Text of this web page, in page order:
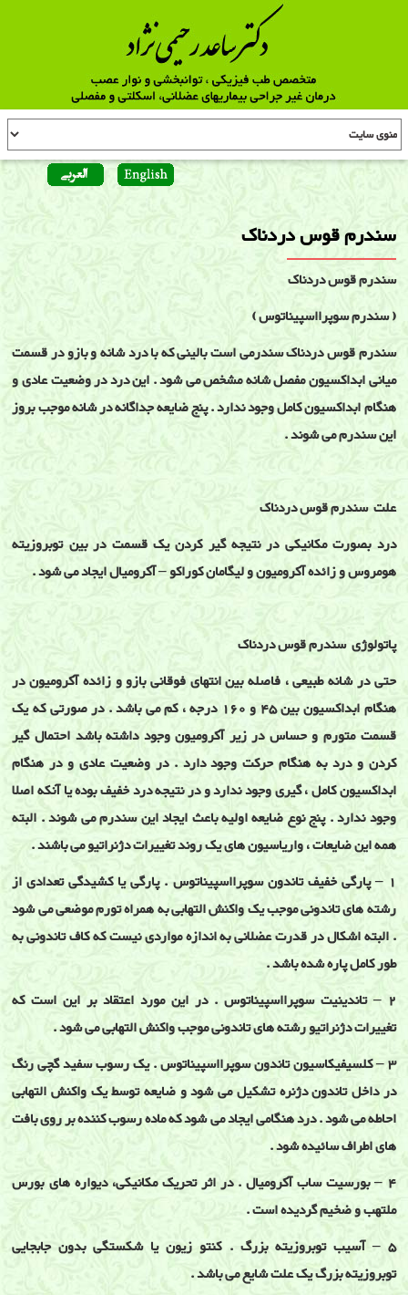
سندرم قوس دردناک
سندرم قوس دردناک
( سندرم سوپرااسپیناتوس )
سندرم قوس دردناک سندرمی است بالینی که با درد شانه و بازو در قسمت
میانی ابداکسیون مفصل شانه مشخص می شود . این درد در وضعیت عادی و
هنگام ابداکسیون کامل وجود ندارد . پنج ضایعه جداگانه در شانه موجب بروز
این سندرم می شوند .
علت سندرم قوس دردناک
درد بصورت مکانیکی در نتیجه گیر کردن یک قسمت در بین توبروزیته
هومروس و زائده آکرومیون و لیگامان کوراکو – آکرومیال ایجاد می شود .
پاتولوژی سندرم قوس دردناک
حتی در شانه طبیعی ، فاصله بین انتهای فوقانی بازو و زائده آکرومیون در
هنگام ابداکسیون بین 45 و 160 درجه ، کم می باشد . در صورتی که یک
قسمت متورم و حساس در زیر آکرومیون وجود داشته باشد احتمال گیر
کردن و درد به هنگام حرکت وجود دارد . در وضعیت عادی و در هنگام
ابداکسیون کامل ، گیری وجود ندارد و در نتیجه درد خفیف بوده یا آنکه اصلا
وجود ندارد . پنج نوع ضایعه اولیه باعث ایجاد این سندرم می شوند . البته
همه این ضایعات ، واریاسیون های یک روند تغییرات دژنراتیو می باشند .
1 – پارگی خفیف تاندون سوپرااسپیناتوس . پارگی یا کشیدگی تعدادی از
رشته های تاندونی موجب یک واکنش التهابی به همراه تورم موضعی می شود
. البته اشکال در قدرت عضلانی به اندازه مواردی نیست که کاف تاندونی به
طور کامل پاره شده باشد .
2 – تاندینیت سوپرااسپیناتوس . در این مورد اعتقاد بر این است که
تغییرات دژنراتیو رشته های تاندونی موجب واکنش التهابی می شود .
3 – کلسیفیکاسیون تاندون سوپرااسپیناتوس . یک رسوب سفید گچی رنگ
در داخل تاندون دژنره تشکیل می شود و ضایعه توسط یک واکنش التهابی
احاطه می شود . درد هنگامی ایجاد می شود که ماده رسوب کننده بر روی بافت
های اطراف سائیده شود .
4 – بورسیت ساب آکرومیال . در اثر تحریک مکانیکی، دیواره های بورس
ملتهب و ضخیم گردیده است .
5 – آسیب توبروزیته بزرگ . کنتو زیون یا شکستگی بدون جابجایی
توبروزیته بزرگ یک علت شایع می باشد .